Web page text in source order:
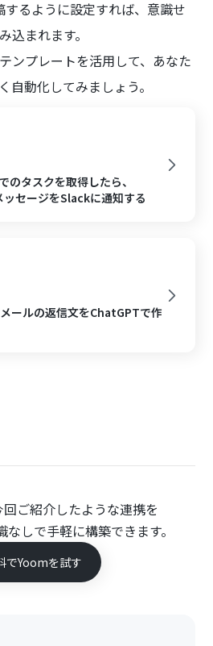
るように設定すれば、意識せ
込まれます。
ンプレートを活用して、あなた
自動化してみましょう。
のタスクを取得したら、
セージをSlackに通知する
ールの返信文をChatGPTで作
ご紹介したような連携を
しで手軽に構築できます。
でYoomを試す